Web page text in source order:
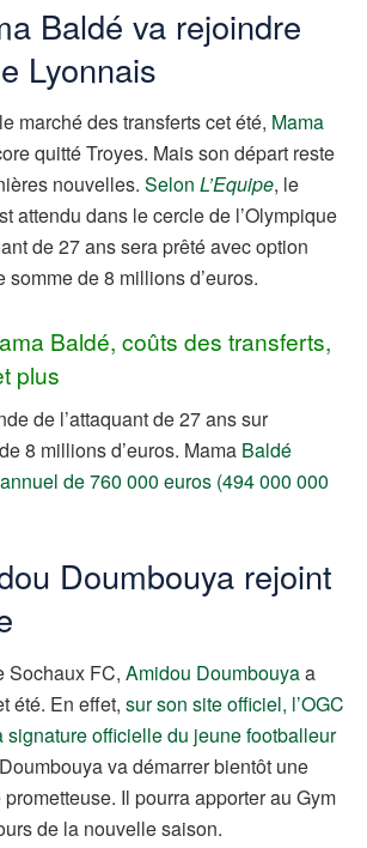
Baldé va rejoindre
Lyonnais
marché des transferts cet été, Mama
quitté Troyes. Mais son départ reste
nouvelles. Selon L’Equipe, le
attendu dans le cercle de l’Olympique
de 27 ans sera prêté avec option
somme de 8 millions d’euros.
Baldé, coûts des transferts,
plus
de l’attaquant de 27 ans sur
8 millions d’euros. Mama Baldé
de 760 000 euros (494 000 000
Doumbouya rejoint
Sochaux FC, Amidou Doumbouyaa
été. En effet, sur son site officiel, l’OGC
signature officielle du jeune footballeur
va démarrer bientôt une
Il pourra apporter au Gym
de la nouvelle saison.